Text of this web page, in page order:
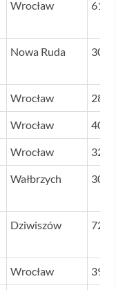
Wrocław 61
Nowa Ruda 30
Wrocław 283
Wrocław 40
Wrocław 32
Wałbrzych 30
Dziwiszów 72
Wrocław 39